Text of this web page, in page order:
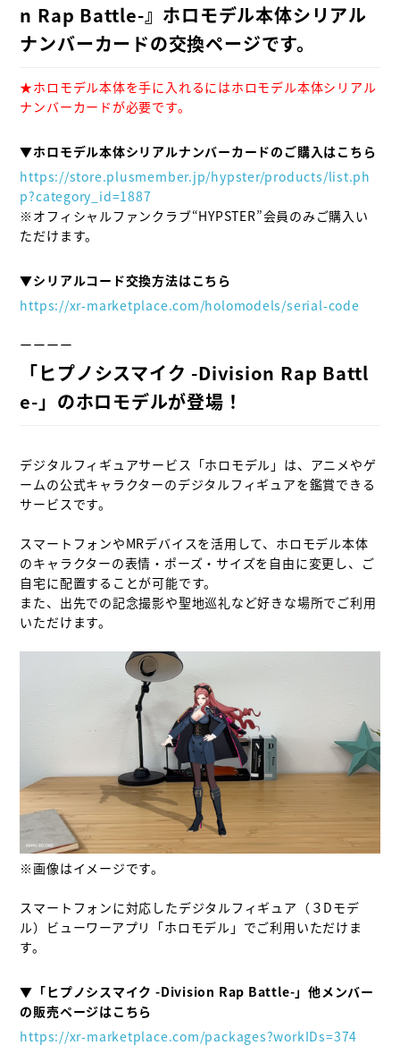
n Rap Battle-』ホロモデル本体シリアル
ナンバーカードの交換ページです。
★ホロモデル本体を手に入れるにはホロモデル本体シリアル
ナンバーカードが必要です。
▼ホロモデル本体シリアルナンバーカードのご購入はこちら
https://store.plusmember.jp/hypster/products/list.ph
p?category_id=1887
※オフィシャルファンクラブ“HYPSTER”会員のみご購入い
ただけます。
▼シリアルコード交換方法はこちら
https://xr-marketplace.com/holomodels/serial-code
「ヒプノシスマイク -Division Rap Battl
e-」のホロモデルが登場！
デジタルフィギュアサービス「ホロモデル」は、アニメやゲ
ームの公式キャラクターのデジタルフィギュアを鑑賞できる
サービスです。
スマートフォンやMRデバイスを活用して、ホロモデル本体
のキャラクターの表情・ポーズ・サイズを自由に変更し、ご
自宅に配置することが可能です。
また、出先での記念撮影や聖地巡礼など好きな場所でご利用
いただけます。
※画像はイメージです。
スマートフォンに対応したデジタルフィギュア（３Dモデ
ル）ビューワーアプリ「ホロモデル」でご利用いただけま
す。
▼「ヒプノシスマイク -Division Rap Battle-」他メンバー
https://xr-marketplace.com/packages?workIDs=374